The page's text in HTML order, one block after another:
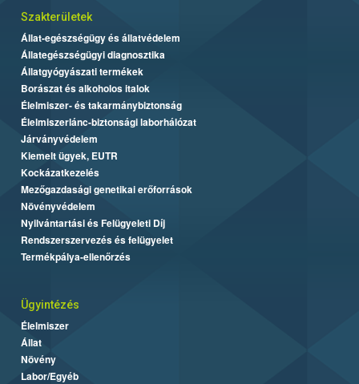
Szakterületek
Állat-egészségügy és állatvédelem
Állategészségügyi diagnosztika
Állatgyógyászati termékek
Borászat és alkoholos italok
Élelmiszer- és takarmánybiztonság
Élelmiszerlánc-biztonsági laborhálózat
Járványvédelem
Kiemelt ügyek, EUTR
Kockázatkezelés
Mezőgazdasági genetikai erőforrások
Növényvédelem
Nyilvántartási és Felügyeleti Díj
Rendszerszervezés és felügyelet
Termékpálya-ellenőrzés
Ügyintézés
Élelmiszer
Állat
Növény
Labor/Egyéb